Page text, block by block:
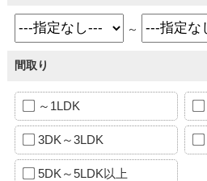
～
間取り
～1LDK
3DK～3LDK
5DK～5LDK以上